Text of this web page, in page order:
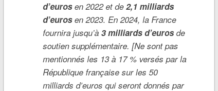
d’eurosen 2022 et de2,1 milliards
d’eurosen 2023. En 2024, la France
fournira jusqu’à 3 milliards d’eurosde
soutien supplémentaire. [Ne sont pas
mentionnés les 13 à 17 % versés par la
République française sur les 50
milliards d’euros qui seront donnés par